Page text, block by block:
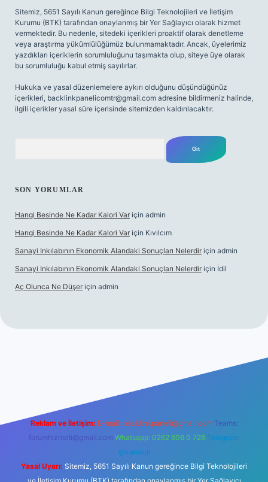
Sitemiz, 5651 Sayılı Kanun gereğince Bilgi Teknolojileri ve İletişim
Kurumu (BTK) tarafından onaylanmış bir Yer Sağlayıcı olarak hizmet
vermektedir. Bu nedenle, sitedeki içerikleri proaktif olarak denetleme
veya araştırma yükümlülüğümüz bulunmamaktadır. Ancak, üyelerimiz
yazdıkları içeriklerin sorumluluğunu taşımakta olup, siteye üye olarak
bu sorumluluğu kabul etmiş sayılırlar.
Hukuka ve yasal düzenlemelere aykırı olduğunu düşündüğünüz
içerikleri, backlinkpanelicomtr@gmail.com adresine bildirmeniz halinde,
ilgili içerikler yasal süre içerisinde sitemizden kaldırılacaktır.
SON YORUMLAR
Hangi Besinde Ne Kadar Kalori Var için admin
Hangi Besinde Ne Kadar Kalori Var için Kıvılcım
Sanayi Inkılabının Ekonomik Alandaki Sonuçları Nelerdir için admin
Sanayi Inkılabının Ekonomik Alandaki Sonuçları Nelerdir için İdil
Aç Olunca Ne Düşer için admin
Reklam ve İletişim: E-mail: backlinkpaneli@gmail.com Teams:
forumhizmeti@gmail.com Whatsapp: 0262 606 0 726 Telegram:
@karabul
Yasal Uyarı: Sitemiz, 5651 Sayılı Kanun gereğince Bilgi Teknolojileri